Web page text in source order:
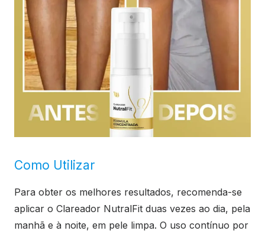
Como Utilizar
Para obter os melhores resultados, recomenda-se
aplicar o Clareador NutralFit duas vezes ao dia, pela
manhã e à noite, em pele limpa. O uso contínuo por